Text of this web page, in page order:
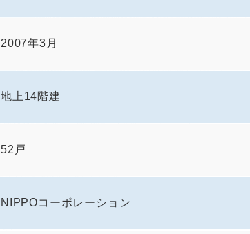
2007年3月
地上14階建
52戸
NIPPOコーポレーション